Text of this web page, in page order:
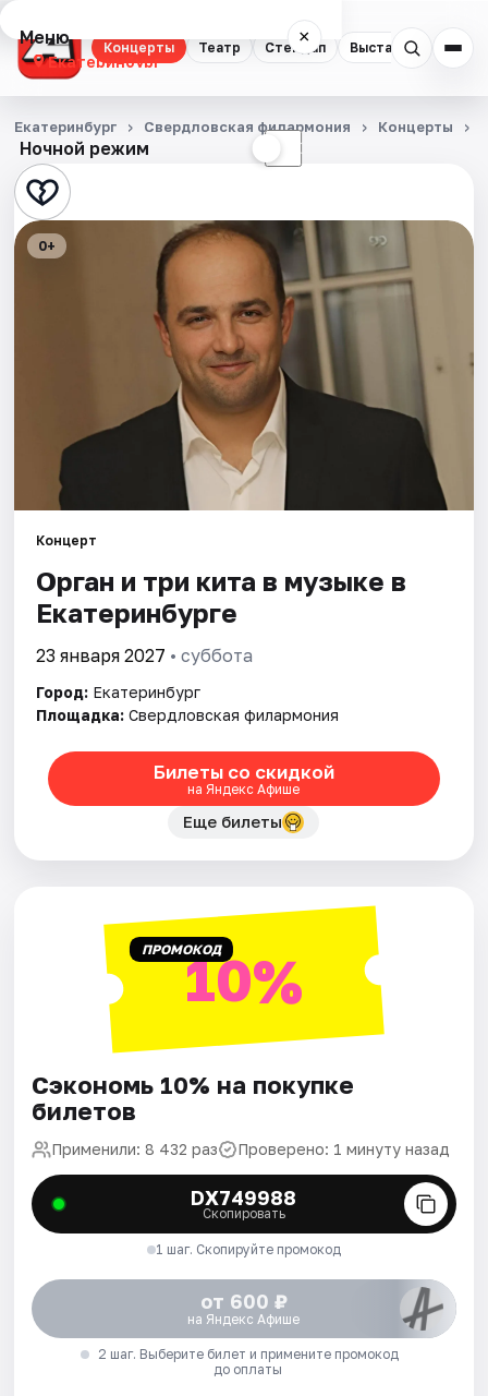
Концерты Театр Стендап Выставки
Меню ×
Екатеринбург
Концерты
Театр
Стендап
События
Города
Площадки
Артисты
Рейтинги
Ночной режим ☾
Екатеринбург Свердловская филармония Концерты
0+
Концерт
Орган и три кита в музыке в
Екатеринбурге
23 января 2027 • суббота
Город: Екатеринбург
Площадка: Свердловская филармония
Билеты со скидкой
на Яндекс Афише
Еще билеты
ПРОМОКОД10%
Сэкономь 10% на покупке
билетов
Применили: 8 432 раз Проверено: 1 минуту назад
DX749988
Скопировать
1 шаг. Скопируйте промокод
от 600 ₽
на Яндекс Афише
2 шаг. Выберите билет и примените промокод
до оплаты